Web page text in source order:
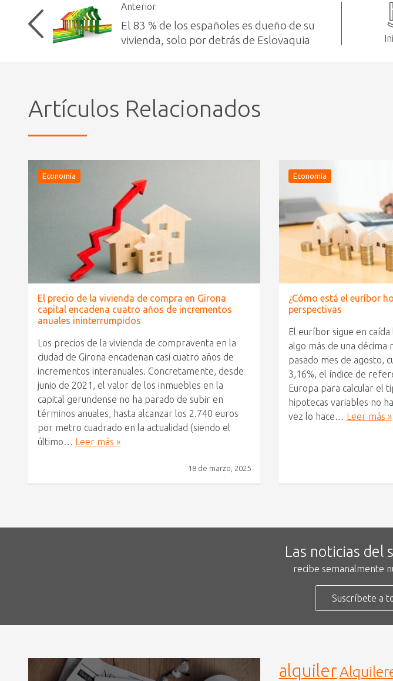
Anterior
El 83 % de los españoles es dueño de su
vivienda, solo por detrás de Eslovaquia
Artículos Relacionados
Economía
El precio de la vivienda de compra en Girona
capital encadena cuatro años de incrementos
anuales ininterrumpidos
Los precios de la vivienda de compraventa en la
ciudad de Girona encadenan casi cuatro años de
incrementos interanuales. Concretamente, desde
junio de 2021, el valor de los inmuebles en la
capital gerundense no ha parado de subir en
términos anuales, hasta alcanzar los 2.740 euros
por metro cuadrado en la actualidad (siendo el
último… Leer más »
18 de marzo, 2025
Economía
¿Cómo está el euríbor
perspectivas
El euríbor sigue en
algo más de una
pasado mes de agosto,
3,16%, el índice de
Europa para calcular el
hipotecas variables no
vez lo hace… Leer más »
Las noticias del
recibe semanalmente
Suscríbete a
alquiler